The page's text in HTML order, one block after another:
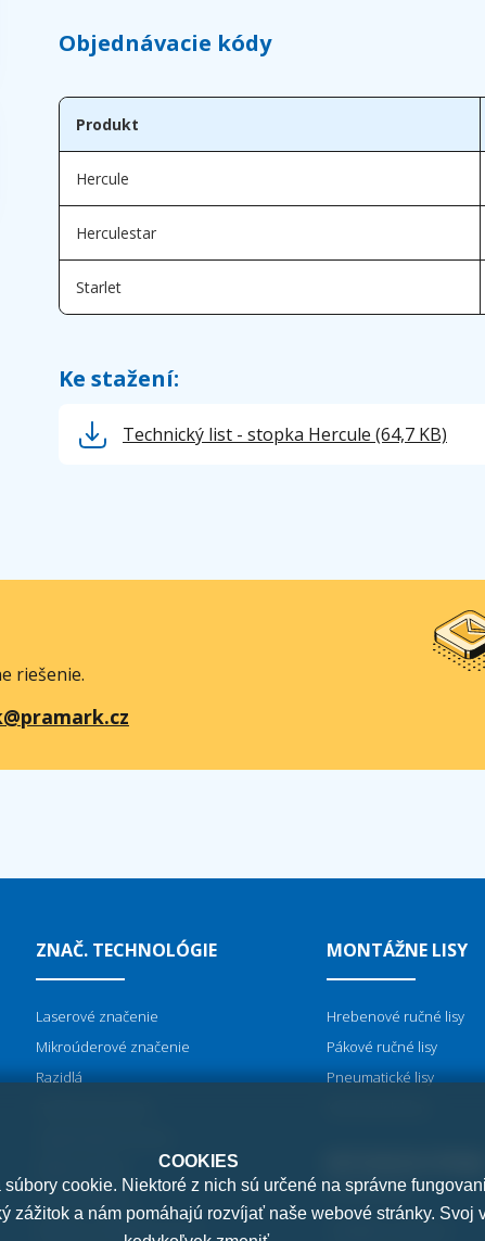
Objednávacie kódy
Produkt
Hercule
Herculestar
Starlet
Ke stažení:
Technický list - stopka Hercule (64,7 KB)
riešenie.
ZNAČ. TECHNOLÓGIE
Laserové značenie
Mikroúderové značenie
Razidlá
Kovové šablóny
MONTÁŽNE LISY
Hrebenové ručné lisy
Pákové ručné lisy
Pneumatické lisy
COOKIES
cookie. Niektoré z nich sú určené na správne
zážitok a nám pomáhajú rozvíjať naše webové stránky. Svoj